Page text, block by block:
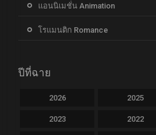
แอนนิเมชั่น Animation
โรแมนติก Romance
ปีที่ฉาย
2026 2025
2023 2022